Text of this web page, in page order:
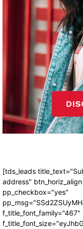
[tds_leads
address"
pp_checkbox="yes"
f_title_font_family="467"